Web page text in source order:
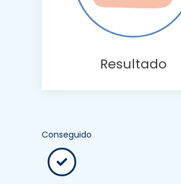
Resultado
Conseguido